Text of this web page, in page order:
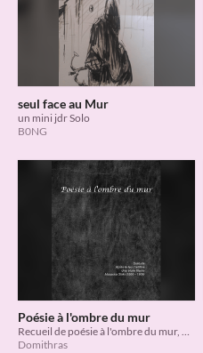
seul face au Mur
un mini jdr Solo
B0NG
Poésie à l'ombre du mur
Recueil de poésie à l'ombre du mur, pour la Game Jam de la Cyber Conv, avril 2020
Domithras